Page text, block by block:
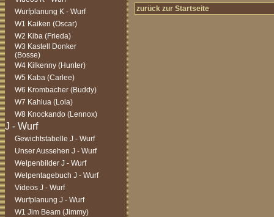
Wurfplanung K - Wurf
W1 Kaiken (Oscar)
W2 Kiba (Frieda)
W3 Kastell Donker
(Bosse)
W4 Kilkenny (Hunter)
W5 Kaba (Carlee)
W6 Krombacher (Buddy)
W7 Kahlua (Lola)
W8 Knockando (Lennox)
Gewichtstabelle J - Wurf
Unser Aussehen J - Wurf
Welpenbilder J - Wurf
Welpentagebuch J - Wurf
Videos J - Wurf
Wurfplanung J - Wurf
W1 Jim Beam (Jimmy)
zurück zur Startseite